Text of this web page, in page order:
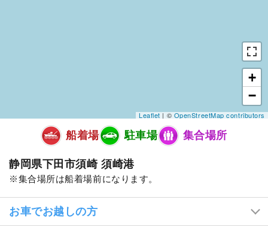
+
−
Leaflet| ©OpenStreetMap contributors
船着場 駐車場 集合場所
静岡県下田市須崎 須崎港
集合場所は船着場前になります。
お車でお越しの方